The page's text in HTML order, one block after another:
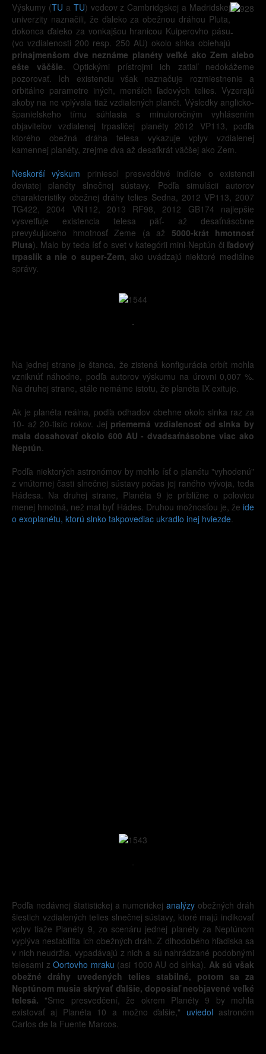
-
Výskumy (TU a TU) vedcov z Cambridgskej a Madridskej
univerzity naznačili, že ďaleko za obežnou dráhou Pluta,
dokonca ďaleko za vonkajšou hranicou Kuiperovho pásu
(vo vzdialenosti 200 resp. 250 AU) okolo slnka obiehajú
prinajmenšom dve neznáme planéty veľké ako Zem alebo
ešte väčšie . Optickými prístrojmi ich zatiaľ nedokážeme
pozorovať. Ich existenciu však naznačuje rozmiestnenie a
orbitálne parametre iných, menších ľadových telies. Vyzerajú
akoby na ne vplývala tiaž vzdialených planét. Výsledky anglicko-
španielskeho tímu súhlasia s minuloročným vyhlásením
objaviteľov vzdialenej trpasličej planéty 2012 VP113, podľa
ktorého obežná dráha telesa vykazuje vplyv vzdialenej
kamennej planéty, zrejme dva až desaťkrát väčšej ako Zem.
Neskorší výskum priniesol presvedčivé indície o existencii
deviatej planéty slnečnej sústavy. Podľa simulácii autorov
charakteristiky obežnej dráhy telies Sedna, 2012 VP113, 2007
TG422, 2004 VN112, 2013 RF98, 2012 GB174 najlepšie
vysvetľuje existencia telesa päť- až desaťnásobne
prevyšujúceho hmotnosť Zeme (a až 5000-krát hmotnosť
Pluta). Malo by teda ísť o svet v kategórii mini-Neptún či ľadový
trpaslík a nie o super-Zem, ako uvádzajú niektoré mediálne
správy.
-
Na jednej strane je štanca, že zistená konfigurácia orbít mohla
vzniknúť náhodne, podľa autorov výskumu na úrovni 0,007 %.
Na druhej strane, stále nemáme istotu, že planéta IX exituje.
Ak je planéta reálna, podľa odhadov obehne okolo slnka raz za
10- až 20-tisíc rokov. Jej priemerná vzdialenosť od slnka by
mala dosahovať okolo 600 AU - dvadsaťnásobne viac ako
Neptún.
Podľa niektorých astronómov by mohlo ísť o planétu "vyhodenú"
z vnútornej časti slnečnej sústavy počas jej raného vývoja, teda
Hádesa. Na druhej strane, Planéta 9 je približne o polovicu
menej hmotná, než mal byť Hádes. Druhou možnosťou je, že ide
o exoplanétu, ktorú slnko takpovediac ukradlo inej hviezde.
-
Podľa nedávnej štatistickej a numerickejanalýzy obežných dráh
šiestich vzdialených telies slnečnej sústavy, ktoré majú indikovať
vplyv tiaže Planéty 9, zo scenáru jednej planéty za Neptúnom
vyplýva nestabilita ich obežných dráh. Z dlhodobého hľadiska sa
v nich neudržia, vypadávajú z nich a sú nahrádzané podobnými
telesami zOortovho mraku (asi 1000 AU od slnka). Ak sú však
obežné dráhy uvedených telies stabilné, potom sa za
Neptúnom musia skrývať ďalšie, doposiaľ neobjavené veľké
telesá. "Sme presvedčení, že okrem Planéty 9 by mohla
existovať aj Planéta 10 a možno ďalšie," uviedol astronóm
Carlos de la Fuente Marcos.